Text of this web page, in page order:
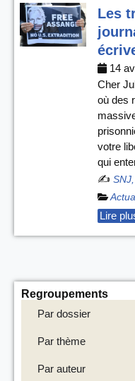
Les
14
Cher
où des
votre
qui
✍️
Lire
Regroupements
Par dossier
Par thème
Par auteur